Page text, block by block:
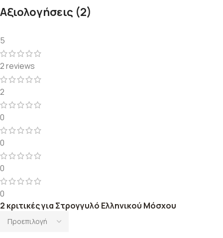
Αξιολογήσεις (2)
5
2 reviews
2
0
0
0
0
2 κριτικές για Στρογγυλό Ελληνικού Μόσχου